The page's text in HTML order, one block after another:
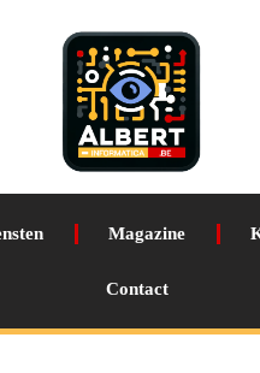
Magazine
Contact